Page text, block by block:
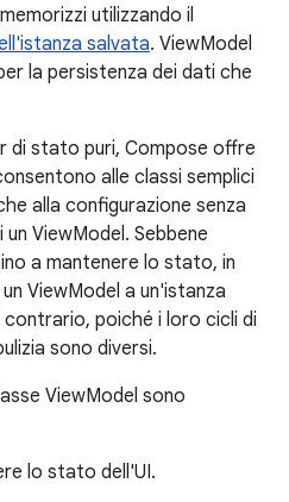
utilizzando il
salvata. ViewModel
la persistenza dei dati che
di stato puri, Compose offre
alle classi semplici
alla configurazione senza
ViewModel. Sebbene
a mantenere lo stato, in
ViewModel a un'istanza
poiché i loro cicli di
sono diversi.
ViewModel sono
lo stato dell'UI.